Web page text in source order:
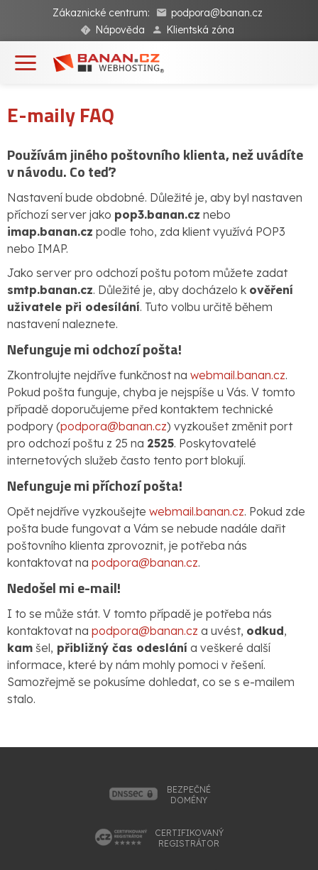
Zákaznické centrum:
podpora@banan.cz
Nápověda
Klientská zóna
E-maily FAQ
Používám jiného poštovního klienta, než uvádíte
v návodu. Co teď?
Nastavení bude obdobné. Důležité je, aby byl nastaven
příchozí server jako pop3.banan.cz nebo
imap.banan.cz podle toho, zda klient využívá POP3
nebo IMAP.
Jako server pro odchozí poštu potom můžete zadat
smtp.banan.cz. Důležité je, aby docházelo k ověření
uživatele při odesílání. Tuto volbu určitě během
nastavení naleznete.
Nefunguje mi odchozí pošta!
Zkontrolujte nejdříve funkčnost na webmail.banan.cz.
Pokud pošta funguje, chyba je nejspíše u Vás. V tomto
případě doporučujeme před kontaktem technické
podpory (podpora@banan.cz) vyzkoušet změnit port
pro odchozí poštu z 25 na 2525. Poskytovatelé
internetových služeb často tento port blokují.
Nefunguje mi příchozí pošta!
Opět nejdříve vyzkoušejte webmail.banan.cz. Pokud zde
pošta bude fungovat a Vám se nebude nadále dařit
poštovního klienta zprovoznit, je potřeba nás
kontaktovat na podpora@banan.cz.
Nedošel mi e-mail!
I to se může stát. V tomto případě je potřeba nás
kontaktovat na podpora@banan.cz a uvést, odkud,
kam šel, přibližný čas odeslání a veškeré další
informace, které by nám mohly pomoci v řešení.
Samozřejmě se pokusíme dohledat, co se s e-mailem
stalo.
BEZPEČNÉ
DOMÉNY
CERTIFIKOVANÝ
REGISTRÁTOR